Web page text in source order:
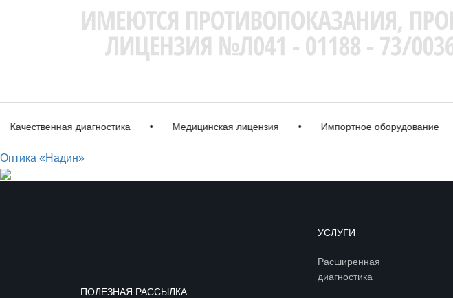
диагностика • Медицинская лицензия • Импортное оборудование •
Оптика «Надин»
ПОЛЕЗНАЯ РАССЫЛКА
УСЛУГИ
Расширенная
диагностика